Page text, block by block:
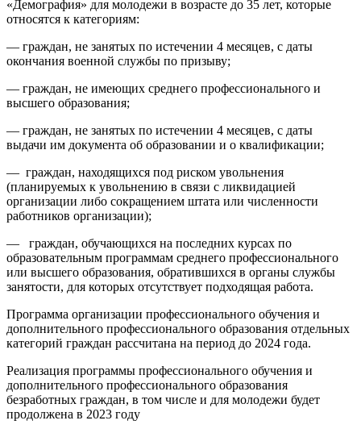
«Демография» для молодежи в возрасте до 35 лет, которые
относятся к категориям:
— граждан, не занятых по истечении 4 месяцев, с даты
окончания военной службы по призыву;
— граждан, не имеющих среднего профессионального и
высшего образования;
— граждан, не занятых по истечении 4 месяцев, с даты
выдачи им документа об образовании и о квалификации;
— граждан, находящихся под риском увольнения
(планируемых к увольнению в связи с ликвидацией
организации либо сокращением штата или численности
работников организации);
— граждан, обучающихся на последних курсах по
образовательным программам среднего профессионального
или высшего образования, обратившихся в органы службы
занятости, для которых отсутствует подходящая работа.
Программа организации профессионального обучения и
дополнительного профессионального образования отдельных
категорий граждан рассчитана на период до 2024 года.
Реализация программы профессионального обучения и
дополнительного профессионального образования
безработных граждан, в том числе и для молодежи будет
продолжена в 2023 году